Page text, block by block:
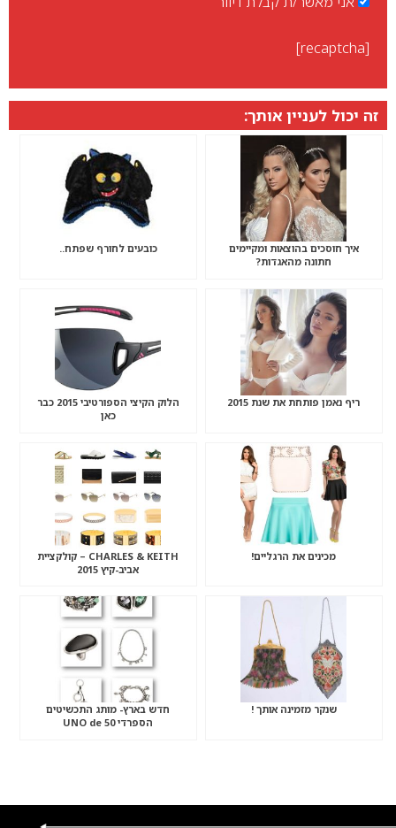
[recaptcha]
זה יכול לעניין אותך:
איך חוסכים בהוצאות ומקיימים
חתונה מהאגדות?
כובעים לחורף שפתח..
ריף נאמן פותחת את שנת 2015
הלוק הקיצי הספורטיבי 2015 כבר
כאן
מכינים את הרגליים!
CHARLES & KEITH – קולקציית
אביב-קיץ 2015
שנקר מזמינה אותך !
חדש בארץ- מותג התכשיטים
הספרדי UNO de 50